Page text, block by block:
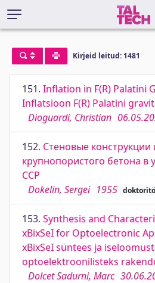
Kirjeid leitud: 1481
151. Inﬂation in F(R) Palatini
Inﬂatsioon F(R) Palatini
Dioguardi, Christian
152. Стеновые конструкции
крупнопористого бетона в
ССР
Dokelin, Sergei 1955
153. Synthesis and
xBixSeI for Optoelectronic
xBixSeI süntees ja
optoelektroonilisteks
Dolcet Sadurni, Marc